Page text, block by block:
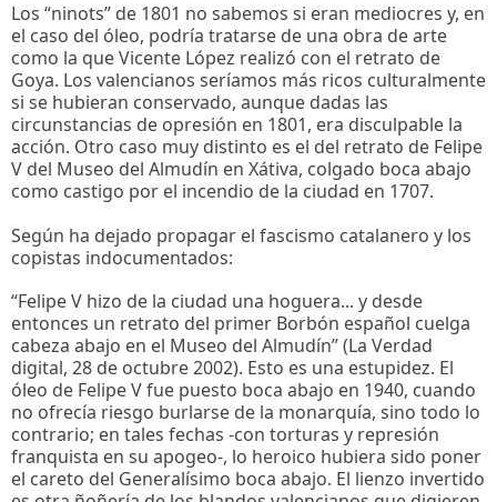
Los “ninots” de 1801 no sabemos si eran mediocres y, en
el caso del óleo, podría tratarse de una obra de arte
como la que Vicente López realizó con el retrato de
Goya. Los valencianos seríamos más ricos culturalmente
si se hubieran conservado, aunque dadas las
circunstancias de opresión en 1801, era disculpable la
acción. Otro caso muy distinto es el del retrato de Felipe
V del Museo del Almudín en Xátiva, colgado boca abajo
como castigo por el incendio de la ciudad en 1707.
Según ha dejado propagar el fascismo catalanero y los
copistas indocumentados:
“Felipe V hizo de la ciudad una hoguera... y desde
entonces un retrato del primer Borbón español cuelga
cabeza abajo en el Museo del Almudín” (La Verdad
digital, 28 de octubre 2002). Esto es una estupidez. El
óleo de Felipe V fue puesto boca abajo en 1940, cuando
no ofrecía riesgo burlarse de la monarquía, sino todo lo
contrario; en tales fechas -con torturas y represión
franquista en su apogeo-, lo heroico hubiera sido poner
el careto del Generalísimo boca abajo. El lienzo invertido